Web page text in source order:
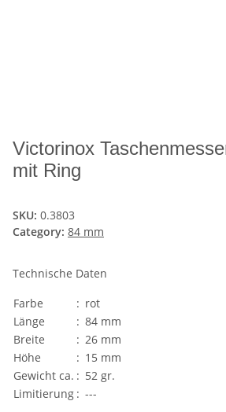
Victorinox
mit Ring
SKU: 0.3803
Category: 84 mm
Technische Daten
Farbe
: rot
Länge
: 84 mm
Breite
: 26 mm
Höhe
: 15 mm
Gewicht ca. : 52 gr.
Limitierung : ---